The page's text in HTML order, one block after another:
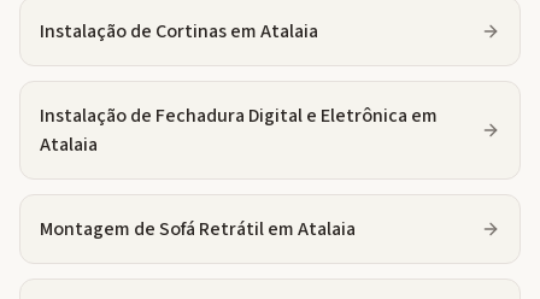
Instalação de CortinasemAtalaia
Instalação de Fechadura Digital e Eletrônica em
Atalaia
Montagem de Sofá RetrátilemAtalaia